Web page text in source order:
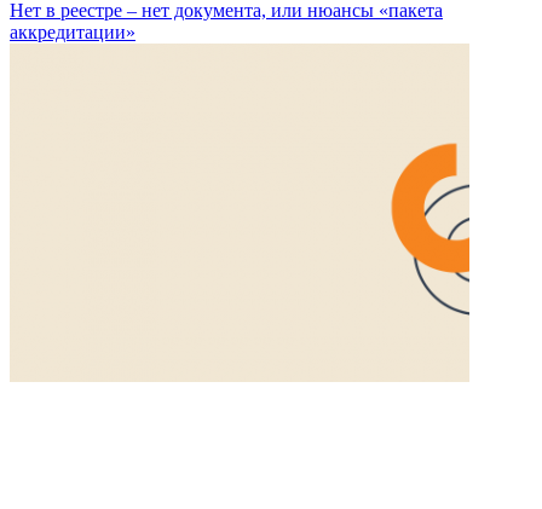
Нет в реестре – нет документа, или нюансы «пакета
аккредитации»